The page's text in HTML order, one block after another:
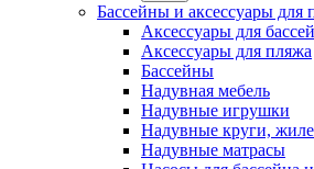
Бассейны и аксессуары для
Аксессуары для
Аксессуары для пляжа
Бассейны
Надувная мебель
Надувные игрушки
Надувные круги,
Надувные матрасы